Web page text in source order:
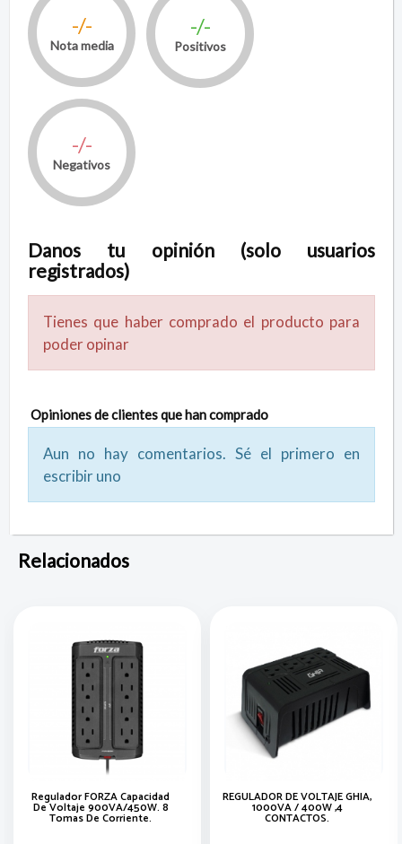
-/-
Nota media
-/-
Positivos
-/-
Negativos
Danos tu opinión (solo usuarios
registrados)
Tienes que haber comprado el producto para
poder opinar
Opiniones de clientes que han comprado
Aun no hay comentarios. Sé el primero en
escribir uno
Relacionados
Regulador FORZA Capacidad
De Voltaje 900VA/450W. 8
Tomas De Corriente.
REGULADOR DE VOLTAJE GHIA,
1000VA / 400W ,4
CONTACTOS.